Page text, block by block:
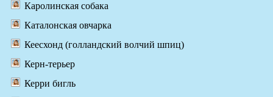
Каролинская собака
Каталонская овчарка
Кеесхонд (голландский волчий шпиц)
Керн-терьер
Керри бигль